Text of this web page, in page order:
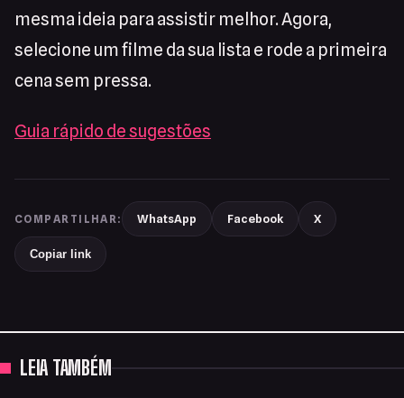
mesma ideia para assistir melhor. Agora,
selecione um filme da sua lista e rode a primeira
cena sem pressa.
Guia rápido de sugestões
COMPARTILHAR: WhatsApp Facebook X
Copiar link
LEIA TAMBÉM